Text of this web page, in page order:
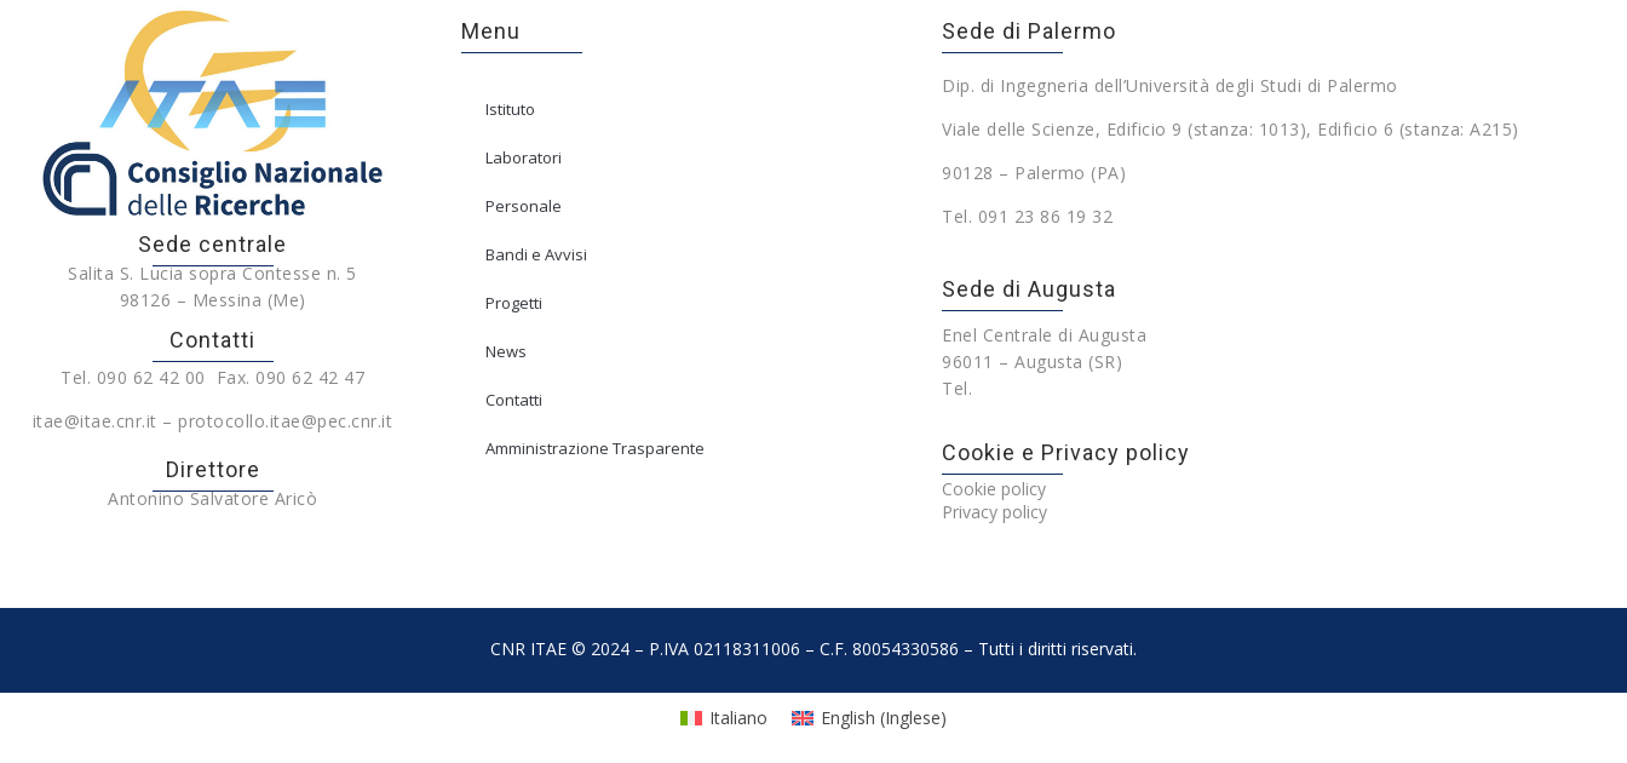
Sede centrale
Salita S. Lucia sopra Contesse n. 5
98126 – Messina (Me)
Contatti
Tel. 090 62 42 00 Fax. 090 62 42 47
itae@itae.cnr.it – protocollo.itae@pec.cnr.it
Direttore
Antonino Salvatore Aricò
Menu
Istituto
Laboratori
Personale
Bandi e Avvisi
Progetti
News
Contatti
Amministrazione Trasparente
Sede di Palermo
Dip. di Ingegneria dell’Università degli Studi di Palermo
Viale delle Scienze, Edificio 9 (stanza: 1013), Edificio 6 (stanza: A215)
90128 – Palermo (PA)
Tel. 091 23 86 19 32
Sede di Augusta
Enel Centrale di Augusta
96011 – Augusta (SR)
Tel.
Cookie e Privacy policy
Cookie policy
Privacy policy
CNR ITAE © 2024 – P.IVA 02118311006 – C.F. 80054330586 – Tutti i diritti riservati.
Italiano English (Inglese)